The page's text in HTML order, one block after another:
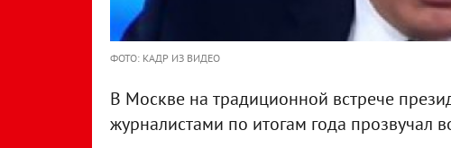
ФОТО: КАДР ИЗ ВИДЕО
В Москве на традиционной встрече
журналистами по итогам года прозвучал